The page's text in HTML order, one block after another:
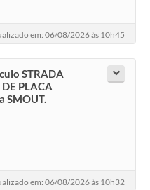
em: 06/08/2026 às 10h45
STRADA
PLACA
SMOUT.
em: 06/08/2026 às 10h32